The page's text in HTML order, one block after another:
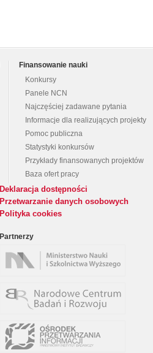
Finansowanie nauki
Konkursy
Panele NCN
Najczęściej zadawane pytania
Informacje dla realizujących projekty
Pomoc publiczna
Statystyki konkursów
Przykłady finansowanych projektów
Baza ofert pracy
Deklaracja dostępności
Przetwarzanie danych osobowych
Polityka cookies
Partnerzy